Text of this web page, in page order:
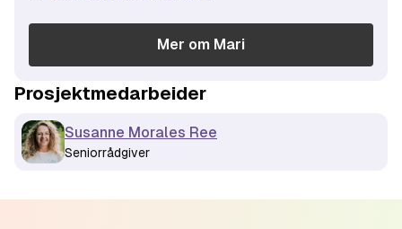
Mer om Mari
Prosjektmedarbeider
Susanne Morales Ree
Seniorrådgiver